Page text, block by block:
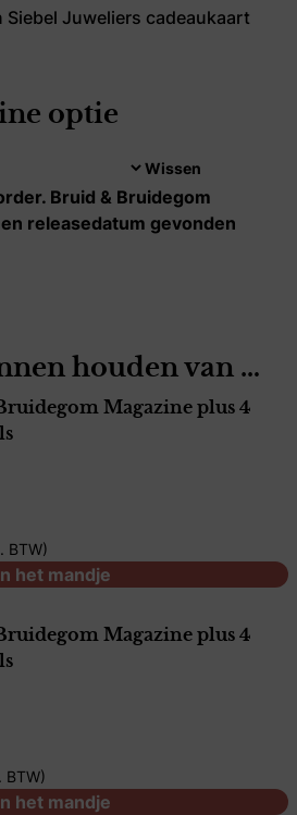
Siebel Juweliers cadeaukaart
optie
Wissen
Bruid & Bruidegom
releasedatum gevonden
houden van …
Magazine plus 4
BTW
het mandje
Magazine plus 4
BTW
het mandje